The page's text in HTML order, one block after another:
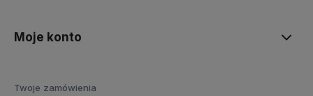
Moje konto
Twoje zamówienia